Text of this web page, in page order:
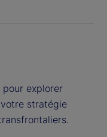
explorer
stratégie